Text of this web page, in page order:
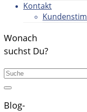
Kontakt
Wonach
suchst Du?
Blog-